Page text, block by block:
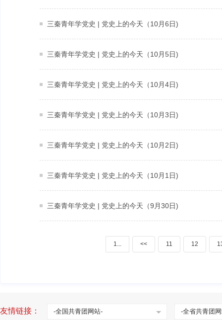
三秦青年学党史 | 党史上的今天（10月6日)
三秦青年学党史 | 党史上的今天（10月5日)
三秦青年学党史 | 党史上的今天（10月4日)
三秦青年学党史 | 党史上的今天（10月3日)
三秦青年学党史 | 党史上的今天（10月2日)
三秦青年学党史 | 党史上的今天（10月1日)
三秦青年学党史 | 党史上的今天（9月30日)
1... << 11 12
友情链接： -全国共青团网站- -全省共青团